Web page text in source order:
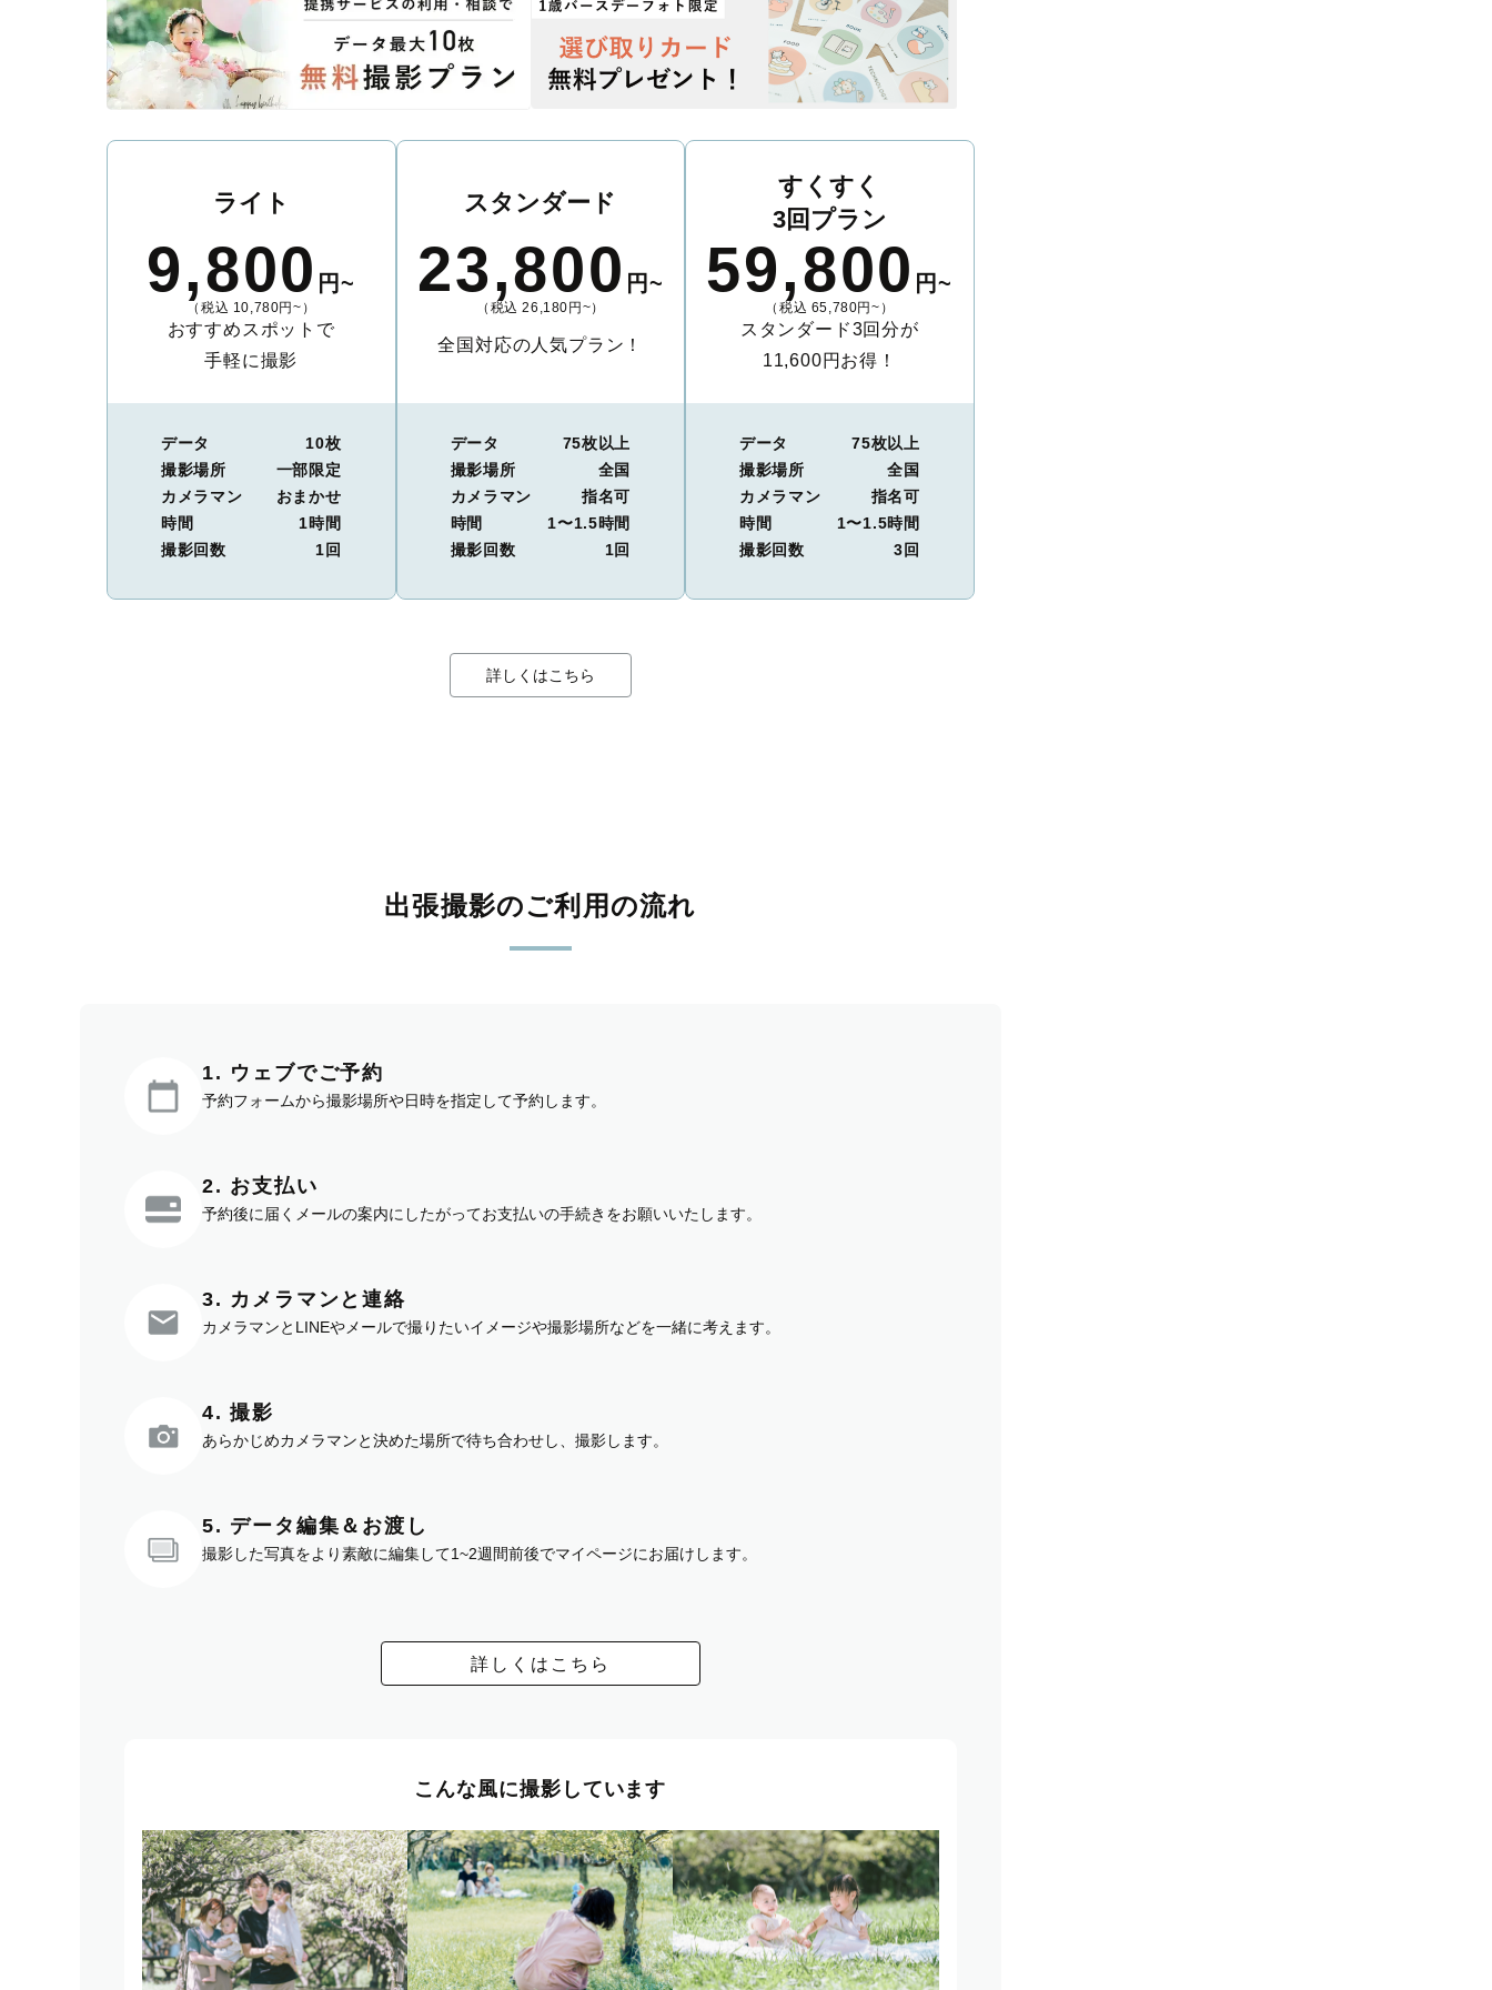
ライト
9,800 円~
（税込 10,780円~）
おすすめスポットで
手軽に撮影
データ
10枚
撮影場所
一部限定
カメラマン
おまかせ
時間
1時間
撮影回数
1回
スタンダード
23,800 円~
（税込 26,180円~）
全国対応の人気プラン！
データ
75枚以上
撮影場所
全国
カメラマン
指名可
時間
1〜1.5時間
撮影回数
1回
すくすく
3回プラン
59,800 円~
（税込 65,780円~）
スタンダード3回分が
11,600円お得！
データ
75枚以上
撮影場所
全国
カメラマン
指名可
時間
1〜1.5時間
撮影回数
3回
詳しくはこちら
出張撮影のご利用の流れ
1. ウェブでご予約
予約フォームから撮影場所や日時を指定して予約します。
2. お支払い
予約後に届くメールの案内にしたがってお支払いの手続きをお願いいたします。
3. カメラマンと連絡
カメラマンとLINEやメールで撮りたいイメージや撮影場所などを一緒に考えます。
4. 撮影
あらかじめカメラマンと決めた場所で待ち合わせし、撮影します。
5. データ編集＆お渡し
撮影した写真をより素敵に編集して1~2週間前後でマイページにお届けします。
詳しくはこちら
こんな風に撮影しています